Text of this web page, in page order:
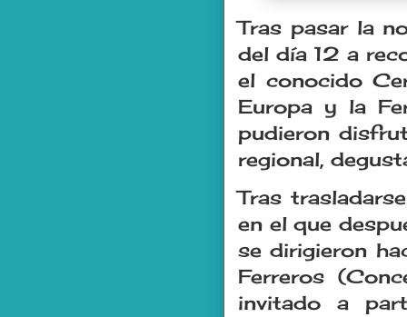
Tras pasar la
del día 12 a
el conocido
Europa y la
pudieron
regional,
Tras
en el que
se dirigieron
Ferreros
invitado a